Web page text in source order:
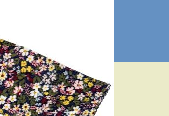
МИ ПОРЯД:
зателефонуйте або напишіть